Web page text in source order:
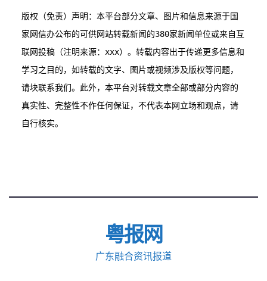
版权（免责）声明：本平台部分文章、图片和信息来源于国
家网信办公布的可供网站转载新闻的380家新闻单位或来自互
联网投稿（注明来源：xxx）。转载内容出于传递更多信息和
学习之目的，如转载的文字、图片或视频涉及版权等问题，
请块联系我们。此外，本平台对转载文章全部或部分内容的
真实性、完整性不作任何保证，不代表本网立场和观点，请
粤报网
广东融合资讯报道